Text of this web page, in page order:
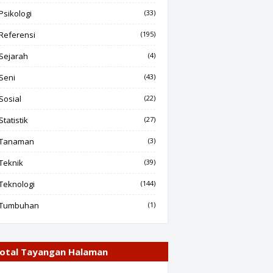
(33)
(195)
(4)
(43)
(22)
(27)
(3)
(39)
(144)
(1)
Tayangan Halaman